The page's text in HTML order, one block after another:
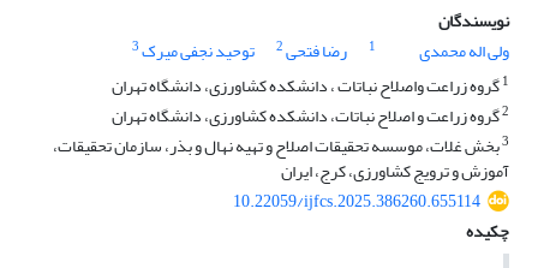
نویسندگان
ولی اله محمدی
1 رضا فتحی2 توحید نجفی میرک3
1گروه زراعت واصلاح نباتات ، دانشکده کشاورزی، دانشگاه تهران
2گروه زراعت و اصلاح نباتات، دانشکده کشاورزی، دانشگاه تهران
3بخش غلات، موسسه تحقیقات اصلاح و تهیه نهال و بذر، سازمان تحقیقات،
آموزش و ترویج کشاورزی، کرج، ایران
10.22059/ijfcs.2025.386260.655114
چکیده